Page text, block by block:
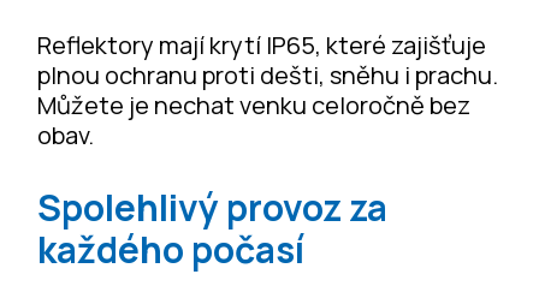
Reflektory mají krytí IP65, které zajišťuje
plnou ochranu proti dešti, sněhu i prachu.
Můžete je nechat venku celoročně bez
obav.
Spolehlivý provoz za
každého počasí